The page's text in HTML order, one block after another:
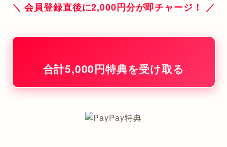
＼ 会員登録直後に2,000円分が即チャージ！ ／
合計5,000円特典を受け取る